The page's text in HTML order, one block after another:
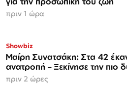
πριν 1 ώρα
Showbiz
Μαίρη Συνατσάκη: Στα 42
ανατροπή – Ξεκίνησε την πιο
πριν 2 ώρες